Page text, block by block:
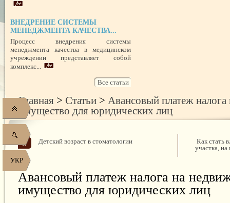
УКР
ВНЕДРЕНИЕ СИСТЕМЫ
МЕНЕДЖМЕНТА КАЧЕСТВА...
Процесс внедрения системы
менеджмента качества в медицинском
учреждении представляет собой
комплекс...
Все статьи
Главная > Статьи > Авансовый платеж
имущество для юридических лиц
Детский возраст в стоматологии
Как стать
участка,
Авансовый платеж налога на
имущество для юридических лиц